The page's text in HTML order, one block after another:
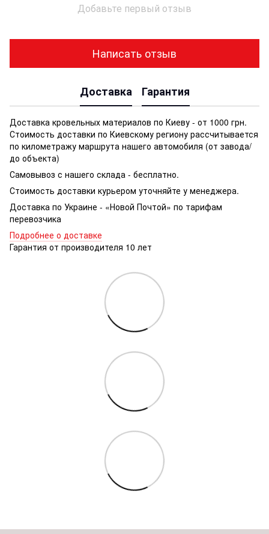
Добавьте первый отзыв
Написать отзыв
Доставка Гарантия
Доставка кровельных материалов по Киеву - от 1000 грн.
Стоимость доставки по Киевскому региону рассчитывается
по километражу маршрута нашего автомобиля (от завода/
до объекта)
Самовывоз с нашего склада - бесплатно.
Стоимость доставки курьером уточняйте у менеджера.
Доставка по Украине - «Новой Почтой» по тарифам
перевозчика
Подробнее о доставке
Гарантия от производителя 10 лет